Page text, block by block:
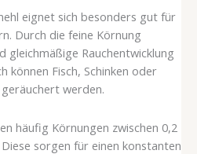
eignet sich besonders gut für
Durch die feine Körnung
gleichmäßige Rauchentwicklung
können Fisch, Schinken oder
werden.
häufig Körnungen zwischen 0,2
sorgen für einen konstanten